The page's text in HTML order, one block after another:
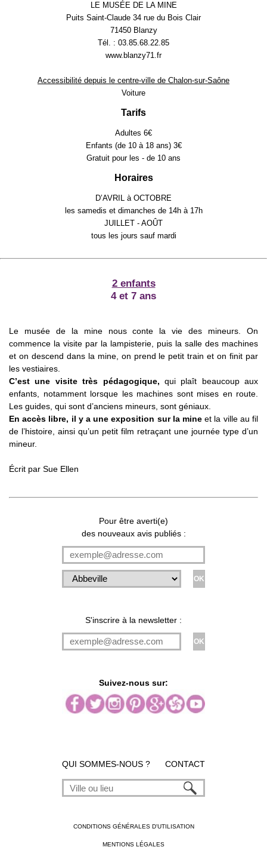
LE MUSÉE DE LA MINE
Puits Saint-Claude 34 rue du Bois Clair
71450 Blanzy
Tél. : 03.85.68.22.85
www.blanzy71.fr
Accessibilité depuis le centre-ville de Chalon-sur-Saône
Voiture
Tarifs
Adultes 6€
Enfants (de 10 à 18 ans) 3€
Gratuit pour les - de 10 ans
Horaires
D’AVRIL à OCTOBRE
les samedis et dimanches de 14h à 17h
JUILLET - AOÛT
tous les jours sauf mardi
2 enfants
4 et 7 ans
Le musée de la mine nous conte la vie des mineurs. On
commence la visite par la lampisterie, puis la salle des machines
et on descend dans la mine, on prend le petit train et on finit par
les vestiaires.
C’est une visite très pédagogique, qui plaît beaucoup aux
enfants, notamment lorsque les machines sont mises en route.
Les guides, qui sont d’anciens mineurs, sont géniaux.
En accès libre, il y a une exposition sur la mine et la ville au fil
de l’histoire, ainsi qu’un petit film retraçant une journée type d’un
mineur.
Écrit par Sue Ellen
Pour être averti(e)
des nouveaux avis publiés :
S'inscrire à la newsletter :
Suivez-nous sur:
QUI SOMMES-NOUS ? CONTACT
CONDITIONS GÉNÉRALES D'UTILISATION
MENTIONS LÉGALES